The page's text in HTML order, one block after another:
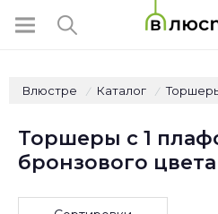
Влюстре / Каталог /
Торшеры с 1
бронзового цвета